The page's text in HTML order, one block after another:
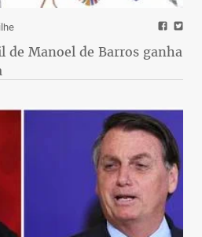
Manoel de Barros ganha